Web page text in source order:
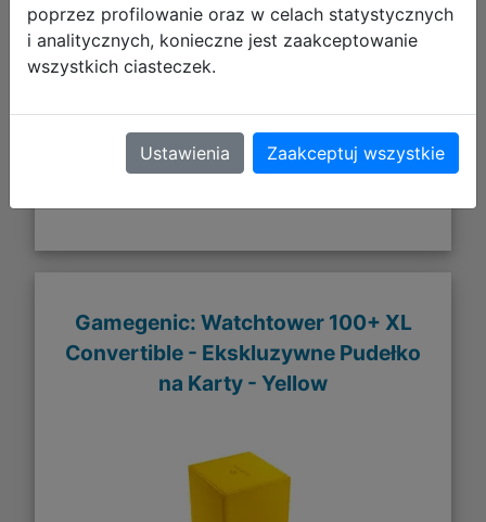
126,70 zł
DO KOSZYKA
Galeria zdjęć
Gamegenic: Watchtower 100+ XL
Convertible - Ekskluzywne Pudełko
na Karty - Yellow
poprzez profilowanie oraz w celach statystycznych
i analitycznych, konieczne jest zaakceptowanie
wszystkich ciasteczek.
Ustawienia Zaakceptuj wszystkie